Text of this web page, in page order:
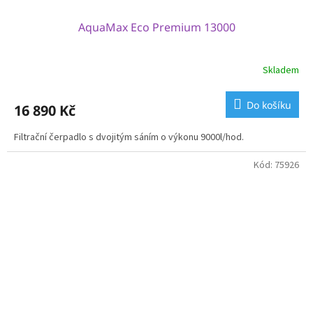
AquaMax Eco Premium 13000
Skladem
16 890 Kč Do košíku
Filtrační čerpadlo s dvojitým sáním o výkonu 9000l/hod.
Kód: 75926